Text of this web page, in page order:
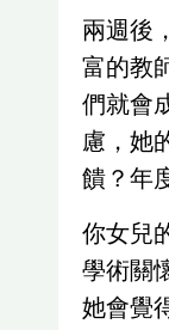
兩週後
富的教
們就會
慮，她
饋？年
你女兒
學術關
她會覺